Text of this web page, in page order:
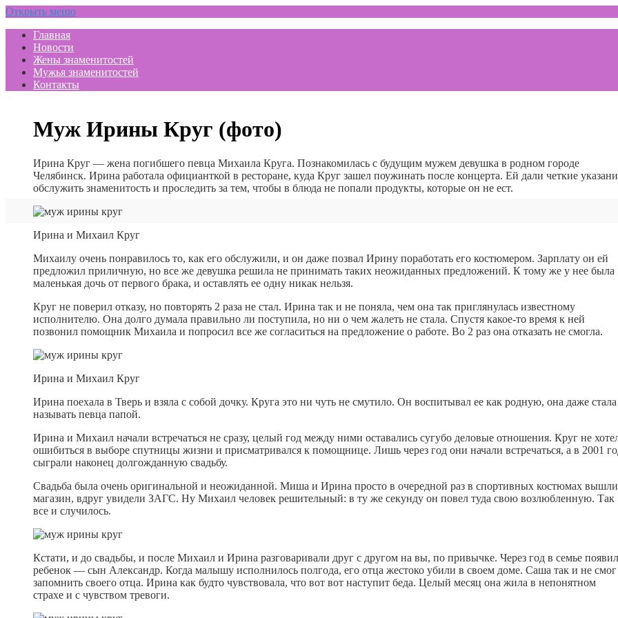
Открыть меню
Главная
Новости
Жены знаменитостей
Мужья знаменитостей
Контакты
Муж Ирины Круг (фото)
Ирина Круг — жена погибшего певца Михаила Круга. Познакомилась с будущим мужем девушка в родном городе
Челябинск. Ирина работала официанткой в ресторане, куда Круг зашел поужинать после концерта. Ей дали четкие
обслужить знаменитость и проследить за тем, чтобы в блюда не попали продукты, которые он не ест.
Ирина и Михаил Круг
Михаилу очень понравилось то, как его обслужили, и он даже позвал Ирину поработать его костюмером. Зарплату он ей
предложил приличную, но все же девушка решила не принимать таких неожиданных предложений. К тому же у нее была
маленькая дочь от первого брака, и оставлять ее одну никак нельзя.
Круг не поверил отказу, но повторять 2 раза не стал. Ирина так и не поняла, чем она так приглянулась известному
исполнителю. Она долго думала правильно ли поступила, но ни о чем жалеть не стала. Спустя какое-то время к ней
позвонил помощник Михаила и попросил все же согласиться на предложение о работе. Во 2 раз она отказать не смогла.
Ирина и Михаил Круг
Ирина поехала в Тверь и взяла с собой дочку. Круга это ни чуть не смутило. Он воспитывал ее как родную, она даже стала
называть певца папой.
Ирина и Михаил начали встречаться не сразу, целый год между ними оставались сугубо деловые отношения. Круг не
ошибиться в выборе спутницы жизни и присматривался к помощнице. Лишь через год они начали встречаться, а в 2001
сыграли наконец долгожданную свадьбу.
Свадьба была очень оригинальной и неожиданной. Миша и Ирина просто в очередной раз в спортивных костюмах
магазин, вдруг увидели ЗАГС. Ну Михаил человек решительный: в ту же секунду он повел туда свою возлюбленную. Так
все и случилось.
Кстати, и до свадьбы, и после Михаил и Ирина разговаривали друг с другом на вы, по привычке. Через год в семье
ребенок — сын Александр. Когда малышу исполнилось полгода, его отца жестоко убили в своем доме. Саша так и не смог
запомнить своего отца. Ирина как будто чувствовала, что вот вот наступит беда. Целый месяц она жила в непонятном
страхе и с чувством тревоги.